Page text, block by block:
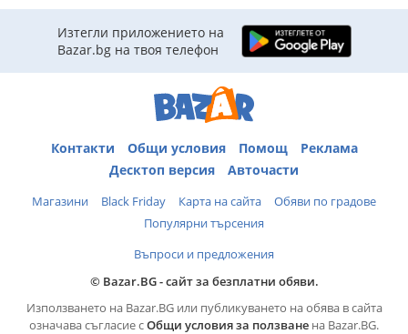
Изтегли приложението на
Bazar.bg на твоя телефон
Контакти Общи условия Помощ
Реклама
Десктоп версия
Авточасти
Магазини Black Friday Карта на сайта
Обяви по градове
Популярни търсения
Въпроси и предложения
© Bazar.BG - сайт за безплатни обяви.
Използването на Bazar.BG или публикуването на обява в сайта
означава съгласие сОбщи условия за ползване на Bazar.BG.